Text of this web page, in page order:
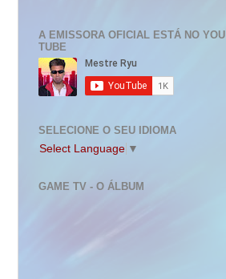
A EMISSORA OFICIAL ESTÁ NO YOU
TUBE
SELECIONE O SEU IDIOMA
Select Language ▼
GAME TV - O ÁLBUM